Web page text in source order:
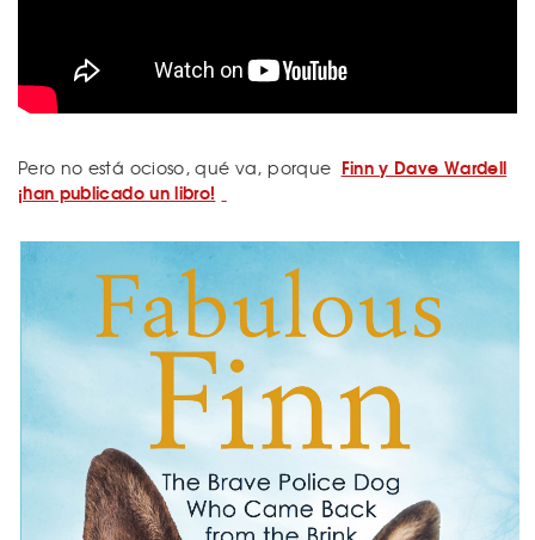
Pero no está ocioso, qué va, porque Finn y Dave Wardell
¡han publicado un libro!